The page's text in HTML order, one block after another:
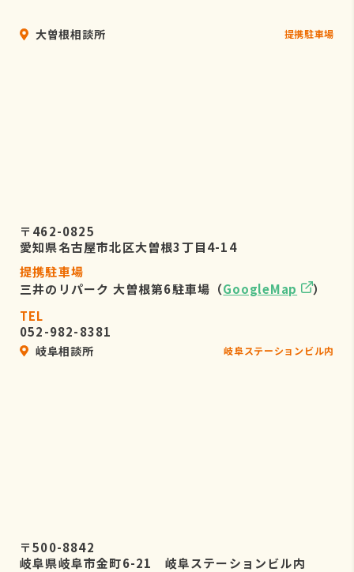
大曽根相談所 提携駐車場
〒462-0825
愛知県名古屋市北区大曽根3丁目4-14
提携駐車場
三井のリパーク 大曽根第6駐車場（GoogleMap
）
TEL
052-982-8381
岐阜相談所 岐阜ステーションビル内
〒500-8842
岐阜県岐阜市金町6-21 岐阜ステーションビル内